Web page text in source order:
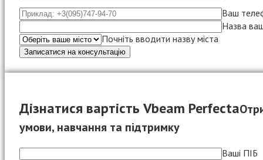
Ваш
Назва
Почніть вводити назву міста
Дізнатися вартість Vbeam Perfecta
умови, навчання та підтримку
Ваші ПІБ